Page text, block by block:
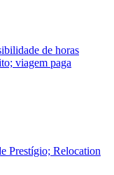
de horas
viagem paga
Prestígio; Relocation